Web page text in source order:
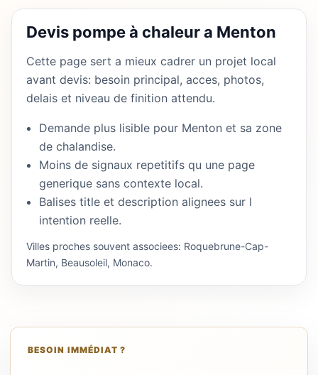
Devis pompe à chaleur a Menton
Cette page sert a mieux cadrer un projet local
avant devis: besoin principal, acces, photos,
delais et niveau de finition attendu.
Demande plus lisible pour Menton et sa zone
de chalandise.
Moins de signaux repetitifs qu une page
generique sans contexte local.
Balises title et description alignees sur l
intention reelle.
Villes proches souvent associees: Roquebrune-Cap-
Martin, Beausoleil, Monaco.
BESOIN IMMÉDIAT ?